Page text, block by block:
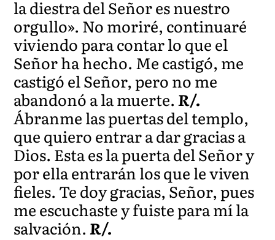
la diestra del Señor es nuestro
orgullo». No moriré, continuaré
viviendo para contar lo que el
Señor ha hecho. Me castigó, me
castigó el Señor, pero no me
abandonó a la muerte.R/.
Ábranme las puertas del templo,
que quiero entrar a dar gracias a
Dios. Esta es la puerta del Señor y
por ella entrarán los que le viven
fieles. Te doy gracias, Señor, pues
me escuchaste y fuiste para mí la
salvación.R/.